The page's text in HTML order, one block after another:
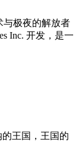
与极夜的解放者
Inc. 开发，是一
王国，王国的